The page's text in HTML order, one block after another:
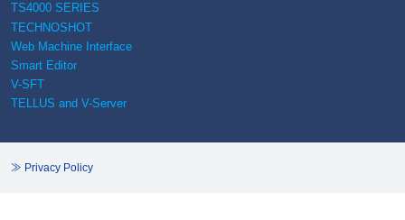
TS4000 SERIES
TECHNOSHOT
Web Machine Interface
Smart Editor
V-SFT
TELLUS and V-Server
≫ Privacy Policy